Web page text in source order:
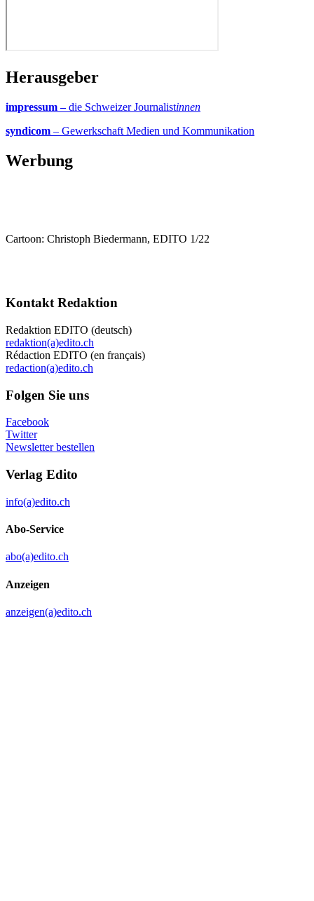
Herausgeber
impressum –die Schweizer Journalistinnen
syndicom – Gewerkschaft Medien und Kommunikation
Werbung
Cartoon: Christoph Biedermann, EDITO 1/22
Kontakt Redaktion
Redaktion EDITO (deutsch)
redaktion(a)edito.ch
Rédaction EDITO (en français)
redaction(a)edito.ch
Folgen Sie uns
Facebook
Twitter
Newsletter bestellen
Verlag Edito
info(a)edito.ch
Abo-Service
abo(a)edito.ch
Anzeigen
anzeigen(a)edito.ch